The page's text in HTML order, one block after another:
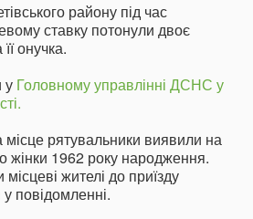
району під час
ставку потонули двоє
онучка.
у Головному управлінні ДСНС у
місце рятувальники виявили на
жінки 1962 року народження.
жителі до приїзду
повідомленні.